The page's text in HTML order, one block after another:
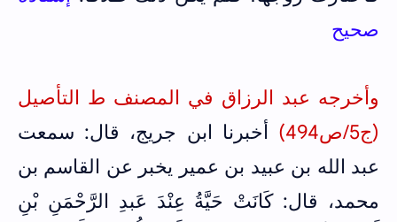
صحيح
وأخرجه عبد الرزاق في المصنف ط التأصيل
(ج5/ص494)
أخبرنا ابن جريج، قال: سمعت
عبد الله بن عبيد بن عمير يخبر عن القاسم بن
محمد، قال: كَانَتْ حَيَّةُ عِنْدَ عَبدِ الرَّحْمَنِ بْنِ